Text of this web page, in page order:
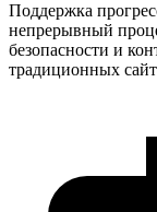
Поддержка
непрерывный
безопасности и
традиционных